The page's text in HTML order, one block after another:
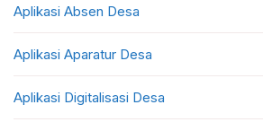
Aplikasi Absen Desa
Aplikasi Aparatur Desa
Aplikasi Digitalisasi Desa